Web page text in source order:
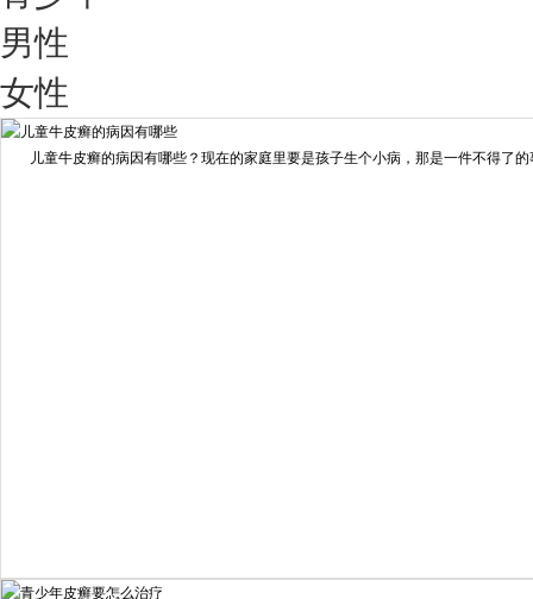
我要咨询
擅长： 王艳琼 门诊主任 专家介绍：毕业于川北医学院...
预约量
我要咨询我要预约
男性
女性
儿童牛皮癣的病因有哪些？现在的家庭里要是孩子生个小病，那是一件不得了的